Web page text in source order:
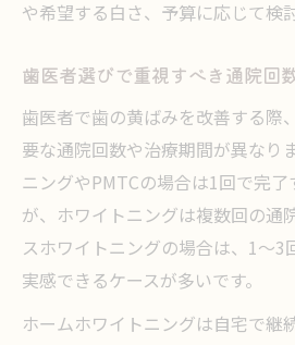
や希望する白さ、予算に応じて検
歯医者選びで重視すべき通院回
歯医者で歯の黄ばみを改善する際
要な通院回数や治療期間が異なり
ニングやPMTCの場合は1回で完
が、ホワイトニングは複数回の通
スホワイトニングの場合は、1～3
実感できるケースが多いです。
ホームホワイトニングは自宅で継